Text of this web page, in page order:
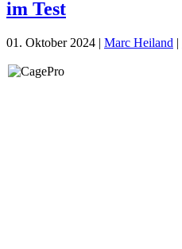
im Test
01. Oktober 2024 | Marc Heiland |